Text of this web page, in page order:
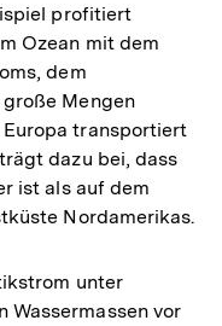
profitiert
Ozean mit dem
dem
Mengen
transportiert
dazu bei, dass
ist als auf dem
Nordamerikas.
unter
Wassermassen vor